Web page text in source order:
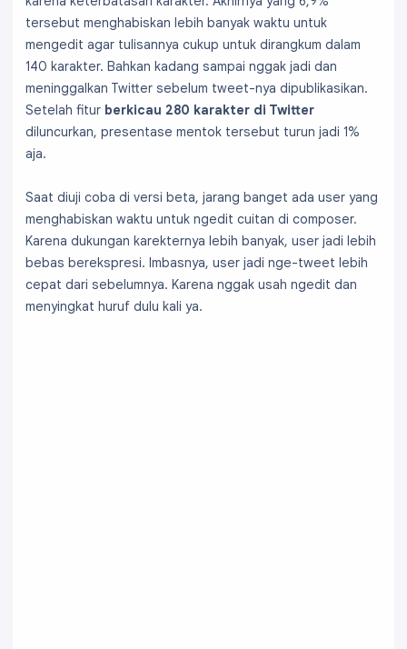
tersebut menghabiskan lebih banyak waktu untuk
mengedit agar tulisannya cukup untuk dirangkum dalam
140 karakter. Bahkan kadang sampai nggak jadi dan
meninggalkan Twitter sebelum tweet-nya dipublikasikan.
Setelah fitur berkicau 280 karakter di Twitter
diluncurkan, presentase mentok tersebut turun jadi 1%
aja.
Saat diuji coba di versi beta, jarang banget ada user yang
menghabiskan waktu untuk ngedit cuitan di composer.
Karena dukungan karekternya lebih banyak, user jadi lebih
bebas berekspresi. Imbasnya, user jadi nge-tweet lebih
cepat dari sebelumnya. Karena nggak usah ngedit dan
menyingkat huruf dulu kali ya.